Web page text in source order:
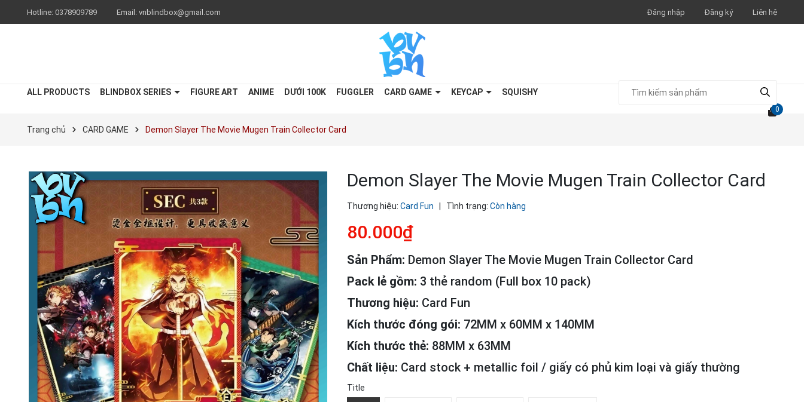
Hotline: 0378909789 Email: vnblindbox@gmail.com Đăng nhập Đăng ký Liên hệ
ALL PRODUCTS BLINDBOX SERIES FIGURE ART ANIME DƯỚI 100K FUGGLER CARD GAME KEYCAP SQUISHY
0
Trang chủ CARD GAME Demon Slayer The Movie Mugen Train Collector Card
Demon Slayer The Movie Mugen Train Collector Card
Thương hiệu: Card Fun Tình trạng: Còn hàng
80.000₫
Sản Phẩm: Demon Slayer The Movie Mugen Train Collector Card
Pack lẻ gồm: 3 thẻ random (Full box 10 pack)
Thương hiệu: Card Fun
Kích thước đóng gói: 72MM x 60MM x 140MM
Kích thước thẻ: 88MM x 63MM
Chất liệu: Card stock + metallic foil / giấy có phủ kim loại và giấy thường
Title